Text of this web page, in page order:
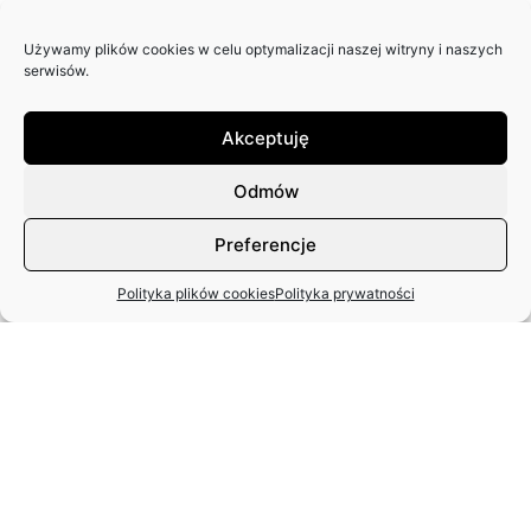
Używamy plików cookies w celu optymalizacji naszej witryny i naszych
serwisów.
Akceptuję
Odmów
Preferencje
Polityka plików cookiesPolityka prywatności